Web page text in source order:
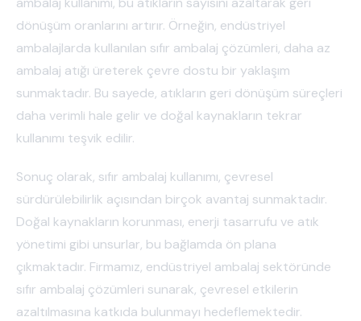
dönüşüm oranlarını artırır. Örneğin, endüstriyel
ambalajlarda kullanılan sıfır ambalaj çözümleri, daha az
ambalaj atığı üreterek çevre dostu bir yaklaşım
sunmaktadır. Bu sayede, atıkların geri dönüşüm süreçleri
daha verimli hale gelir ve doğal kaynakların tekrar
kullanımı teşvik edilir.
Sonuç olarak, sıfır ambalaj kullanımı, çevresel
sürdürülebilirlik açısından birçok avantaj sunmaktadır.
Doğal kaynakların korunması, enerji tasarrufu ve atık
yönetimi gibi unsurlar, bu bağlamda ön plana
çıkmaktadır. Firmamız, endüstriyel ambalaj sektöründe
sıfır ambalaj çözümleri sunarak, çevresel etkilerin
azaltılmasına katkıda bulunmayı hedeflemektedir.